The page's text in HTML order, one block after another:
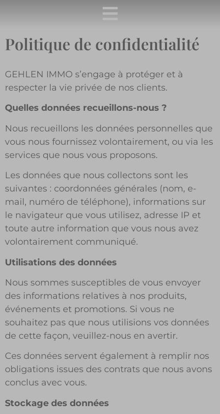
Politique de confidentialité
GEHLEN IMMO s’engage à protéger et à
respecter la vie privée de nos clients.
Quelles données recueillons-nous ?
Nous recueillons les données personnelles que
vous nous fournissez volontairement, ou via les
services que nous vous proposons.
Les données que nous collectons sont les
suivantes : coordonnées générales (nom, e-
mail, numéro de téléphone), informations sur
le navigateur que vous utilisez, adresse IP et
toute autre information que vous nous avez
volontairement communiqué.
Utilisations des données
Nous sommes susceptibles de vous envoyer
des informations relatives à nos produits,
événements et promotions. Si vous ne
souhaitez pas que nous utilisions vos données
de cette façon, veuillez-nous en avertir.
Ces données servent également à remplir nos
obligations issues des contrats que nous avons
conclus avec vous.
Stockage des données